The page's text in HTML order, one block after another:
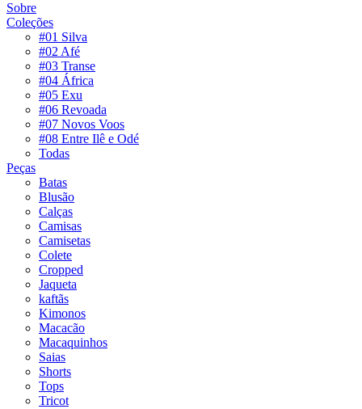
Sobre
Coleções
#01 Silva
#02 Afé
#03 Transe
#04 África
#05 Exu
#06 Revoada
#07 Novos Voos
#08 Entre Ilê e Odé
Todas
Peças
Batas
Blusão
Calças
Camisas
Camisetas
Colete
Cropped
Jaqueta
kaftãs
Kimonos
Macacão
Macaquinhos
Saias
Shorts
Tops
Tricot